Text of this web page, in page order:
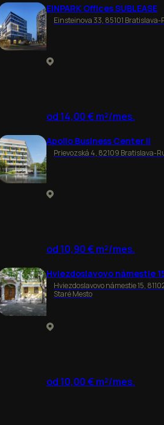
EINPARK Offices SUBLEASE
Einsteinova 33, 85101 Bratislava-
od 14,00 € m²/mes.
Apollo Business Center II
Prievozská 4, 82109 Bratislava-
od 10,90 € m²/mes.
Hviezdoslavovo námestie
Hviezdoslavovo námestie 15,
Staré Mesto
od 10,00 € m²/mes.